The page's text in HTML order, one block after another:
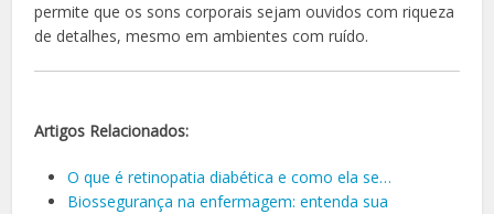
permite que os sons corporais sejam ouvidos com riqueza
de detalhes, mesmo em ambientes com ruído.
Artigos Relacionados:
O que é retinopatia diabética e como ela se…
Biossegurança na enfermagem: entenda sua